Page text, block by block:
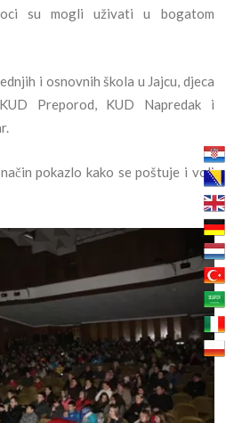
su mogli uživati u bogatom
i osnovnih škola u Jajcu, djeca
Preporod, KUD Napredak i
pokazlo kako se poštuje i voli